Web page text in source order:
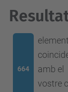
664
amb el
vostre